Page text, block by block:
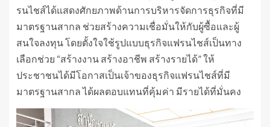
รนไชส์ได้แสดงศักยภาพด้านการบริหารจัดการธุรกิจที่มี
มาตรฐานสากล ช่วยสร้างความเชื่อมั่นให้กับผู้ซื้อและผู้
สนใจลงทุน โดยตั้งใจใช้รูปแบบธุรกิจแฟรนไชส์เป็นทาง
เลือกช่วย “สร้างงาน สร้างอาชีพ สร้างรายได้” ให้
ประชาชนได้มีโอกาสเป็นเจ้าของธุรกิจแฟรนไชส์ที่มี
มาตรฐานสากล ได้ผลตอบแทนที่คุ้มค่า มีรายได้ที่มั่นคง